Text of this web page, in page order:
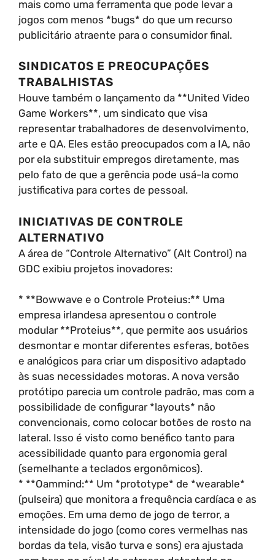
mais como uma ferramenta que pode levar a
jogos com menos *bugs* do que um recurso
publicitário atraente para o consumidor final.
SINDICATOS E PREOCUPAÇÕES
TRABALHISTAS
Houve também o lançamento da **United Video
Game Workers**, um sindicato que visa
representar trabalhadores de desenvolvimento,
arte e QA. Eles estão preocupados com a IA, não
por ela substituir empregos diretamente, mas
pelo fato de que a gerência pode usá-la como
justificativa para cortes de pessoal.
INICIATIVAS DE CONTROLE
ALTERNATIVO
A área de “Controle Alternativo” (Alt Control) na
GDC exibiu projetos inovadores:
* **Bowwave e o Controle Proteius:** Uma
empresa irlandesa apresentou o controle
modular **Proteius**, que permite aos usuários
desmontar e montar diferentes esferas, botões
e analógicos para criar um dispositivo adaptado
às suas necessidades motoras. A nova versão
protótipo parecia um controle padrão, mas com a
possibilidade de configurar *layouts* não
convencionais, como colocar botões de rosto na
lateral. Isso é visto como benéfico tanto para
acessibilidade quanto para ergonomia geral
(semelhante a teclados ergonômicos).
* **Oammind:** Um *prototype* de *wearable*
(pulseira) que monitora a frequência cardíaca e as
emoções. Em uma demo de jogo de terror, a
intensidade do jogo (como cores vermelhas nas
bordas da tela, visão turva e sons) era ajustada